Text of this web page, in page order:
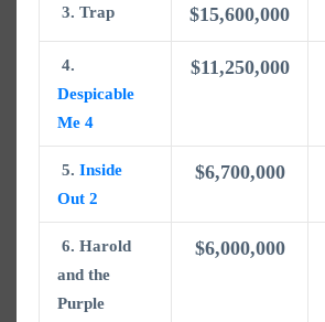
3. Trap $15,600,000
4.
Despicable
Me 4
$11,250,000
5. Inside
Out 2
$6,700,000
6. Harold
and the
Purple
$6,000,000